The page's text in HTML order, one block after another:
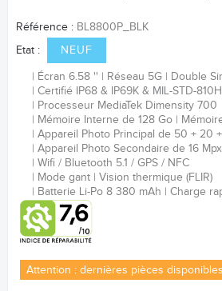
Référence : BL8800P_BLK
Etat :
NEUF
Écran 6.58 '' Réseau 5G Double
Certifié IP68 & IP69K & MIL-STD-810H
Processeur MediaTek Dimensity 700
Mémoire Interne de 128 Go
Appareil Photo Principal de 50 + 20
Appareil Photo Secondaire de 16 Mpx
Wifi / Bluetooth 5.1 / GPS / NFC
Mode gant | Vision thermique (FLIR)
Batterie Li-Po 8 380 mAh
Charge
Attention : dernières pièces